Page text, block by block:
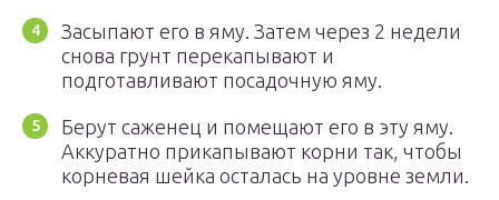
Засыпают его в яму. Затем через 2 недели
снова грунт перекапывают и
подготавливают посадочную яму.
Берут саженец и помещают его в эту яму.
Аккуратно прикапывают корни так, чтобы
корневая шейка осталась на уровне земли.